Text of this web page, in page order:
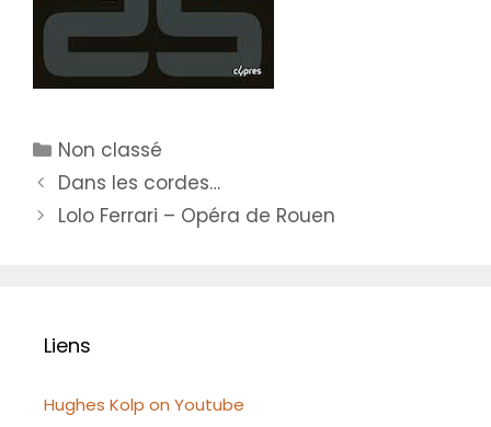
Catégories
Non classé
Dans les cordes…
Lolo Ferrari – Opéra de Rouen
Liens
Hughes Kolp on Youtube